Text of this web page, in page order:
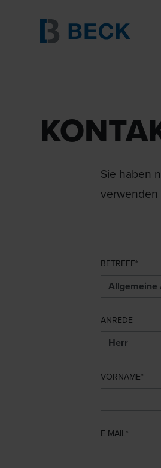
Sie haben
verwenden
BETREFF
ANREDE
VORNAME
E-MAIL